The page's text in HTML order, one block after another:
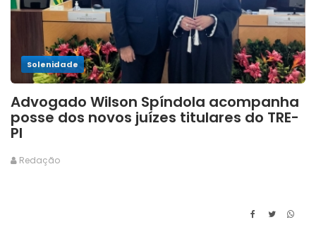
Solenidade
Advogado Wilson Spíndola acompanha
posse dos novos juízes titulares do TRE-
PI
Redação